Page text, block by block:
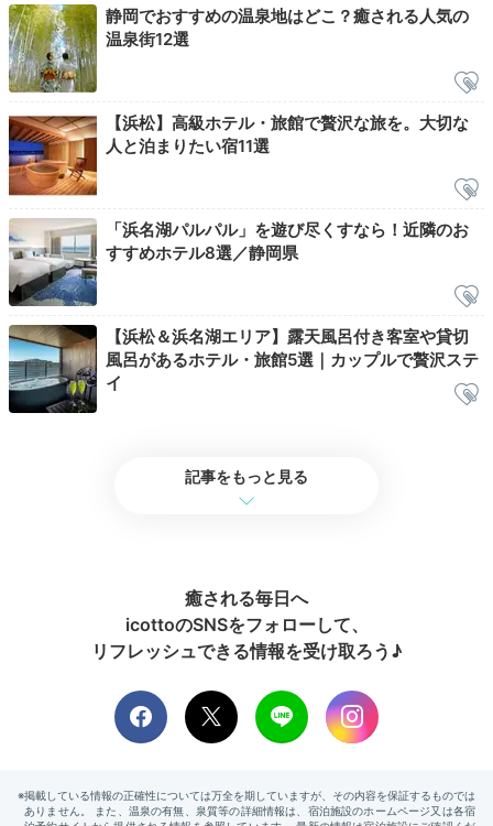
した！
Check-out
10:00
浜名湖にサヨナラ
10時チェックアウト
時間があれば売店をのぞいたり、貸切風呂に入りながら
浜名湖ビューを堪能するのもいいですね。準備ができた
ら出発しましょう。
11:00
静岡でおすすめの温泉地はどこ？癒される人気の
温泉街12選
【浜松】高級ホテル・旅館で贅沢な旅を。大切な
人と泊まりたい宿11選
「浜名湖パルパル」を遊び尽くすなら！近隣のお
すすめホテル8選／静岡県
【浜松＆浜名湖エリア】露天風呂付き客室や貸切
風呂があるホテル・旅館5選｜カップルで贅沢ステ
イ
記事をもっと見る
癒される毎日へ
icottoのSNSをフォローして、
リフレッシュできる情報を受け取ろう♪